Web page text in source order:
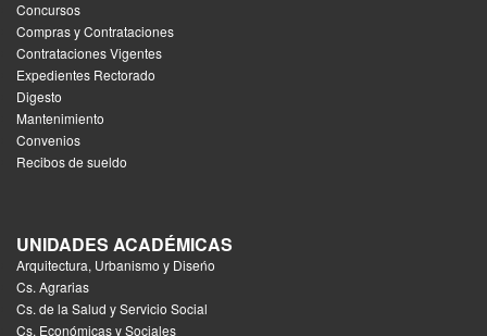
Concursos
Compras y Contrataciones
Contrataciones Vigentes
Expedientes Rectorado
Digesto
Mantenimiento
Convenios
Recibos de sueldo
UNIDADES ACADÉMICAS
Arquitectura, Urbanismo y Diseńo
Cs. Agrarias
Cs. de la Salud y Servicio Social
Cs. Económicas y Sociales